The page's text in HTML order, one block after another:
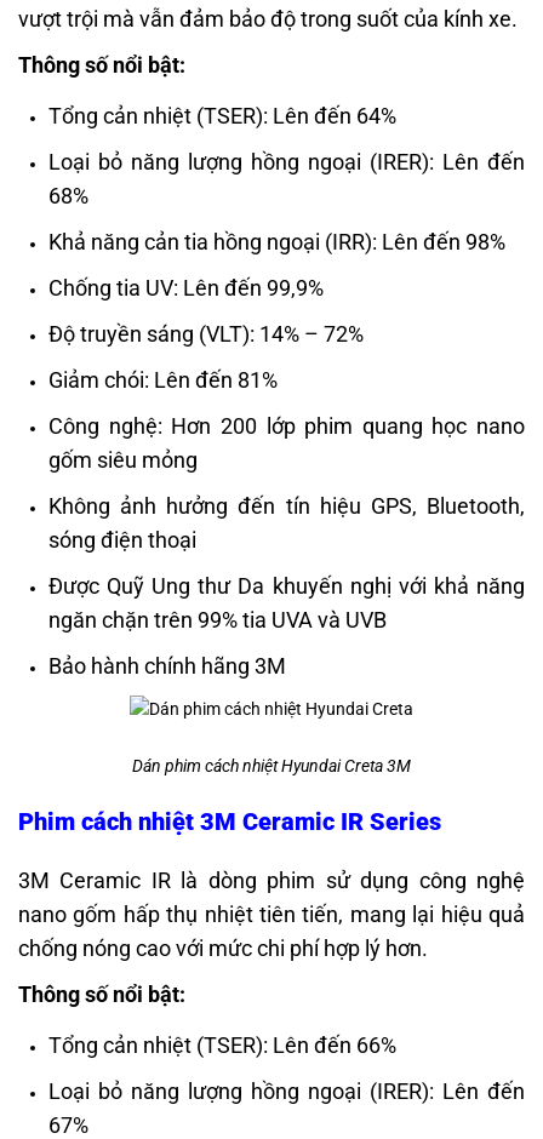
vượt trội mà vẫn đảm bảo độ trong suốt của kính xe.
Thông số nổi bật:
Tổng cản nhiệt (TSER): Lên đến 64%
Loại bỏ năng lượng hồng ngoại (IRER): Lên đến
68%
Khả năng cản tia hồng ngoại (IRR): Lên đến 98%
Chống tia UV: Lên đến 99,9%
Độ truyền sáng (VLT): 14% – 72%
Giảm chói: Lên đến 81%
Công nghệ: Hơn 200 lớp phim quang học nano
gốm siêu mỏng
Không ảnh hưởng đến tín hiệu GPS, Bluetooth,
sóng điện thoại
Được Quỹ Ung thư Da khuyến nghị với khả năng
ngăn chặn trên 99% tia UVA và UVB
Bảo hành chính hãng 3M
Dán phim cách nhiệt Hyundai Creta 3M
Phim cách nhiệt 3M Ceramic IR Series
3M Ceramic IR là dòng phim sử dụng công nghệ
nano gốm hấp thụ nhiệt tiên tiến, mang lại hiệu quả
chống nóng cao với mức chi phí hợp lý hơn.
Thông số nổi bật:
Tổng cản nhiệt (TSER): Lên đến 66%
Loại bỏ năng lượng hồng ngoại (IRER): Lên đến
67%